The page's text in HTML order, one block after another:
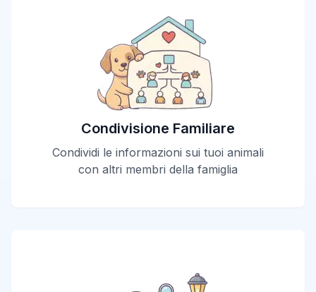
Condivisione Familiare
Condividi le informazioni sui tuoi animali
con altri membri della famiglia